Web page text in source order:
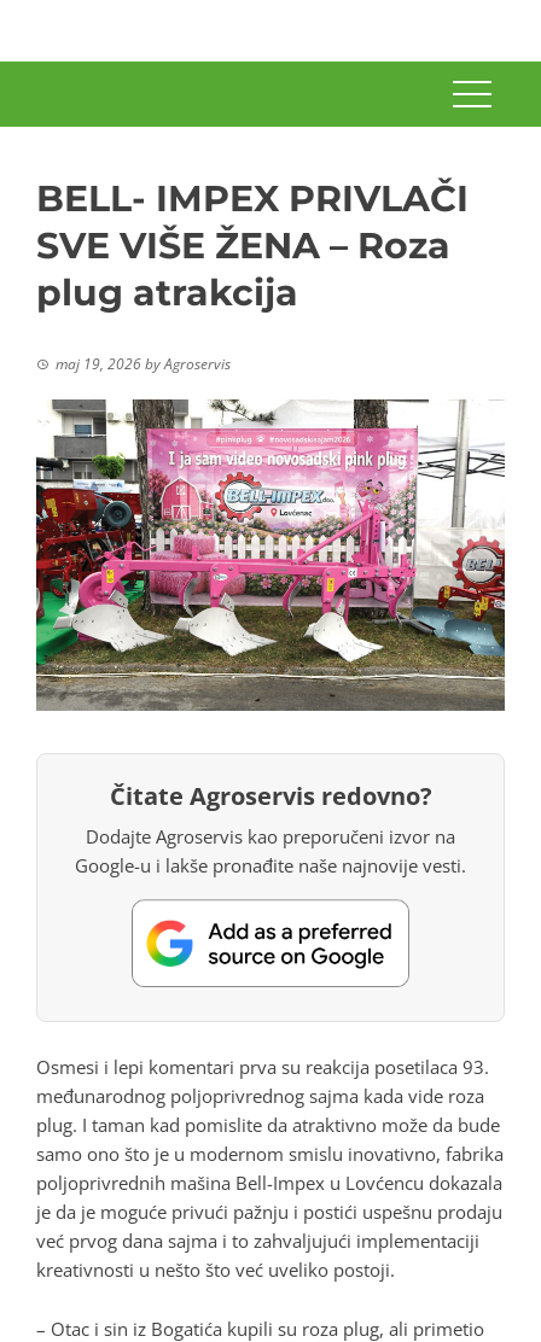
BELL- IMPEX PRIVLAČI
SVE VIŠE ŽENA – Roza
plug atrakcija
maj 19, 2026byAgroservis
Čitate Agroservis redovno?
Dodajte Agroservis kao preporučeni izvor na
Google-u i lakše pronađite naše najnovije vesti.
Osmesi i lepi komentari prva su reakcija posetilaca 93.
međunarodnog poljoprivrednog sajma kada vide roza
plug. I taman kad pomislite da atraktivno može da bude
samo ono što je u modernom smislu inovativno, fabrika
poljoprivrednih mašina Bell-Impex u Lovćencu dokazala
je da je moguće privući pažnju i postići uspešnu prodaju
već prvog dana sajma i to zahvaljujući implementaciji
kreativnosti u nešto što već uveliko postoji.
– Otac i sin iz Bogatića kupili su roza plug, ali primetio